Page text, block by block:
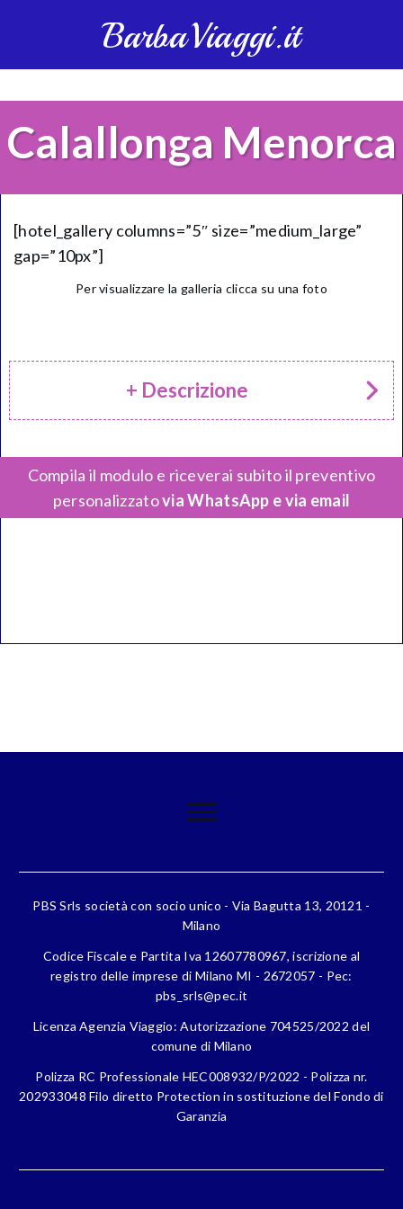
BarbaViaggi.it
Calallonga Menorca
[hotel_gallery columns=”5″ size=”medium_large”
gap=”10px”]
Per visualizzare la galleria clicca su una foto
+ Descrizione
Compila il modulo e riceverai subito il preventivo
personalizzatovia WhatsApp e via email
PBS Srls società con socio unico - Via Bagutta 13, 20121 -
Milano
Codice Fiscale e Partita Iva 12607780967, iscrizione al
registro delle imprese di Milano MI - 2672057 - Pec:
pbs_srls@pec.it
Licenza Agenzia Viaggio: Autorizzazione 704525/2022 del
comune di Milano
Polizza RC Professionale HEC008932/P/2022 - Polizza nr.
202933048 Filo diretto Protection in sostituzione del Fondo di
Garanzia